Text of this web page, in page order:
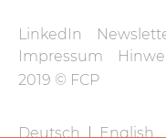
FCP
und
Impressum
LinkedIn
Impressum
2019 © FCP
FCP
Deutsch | English